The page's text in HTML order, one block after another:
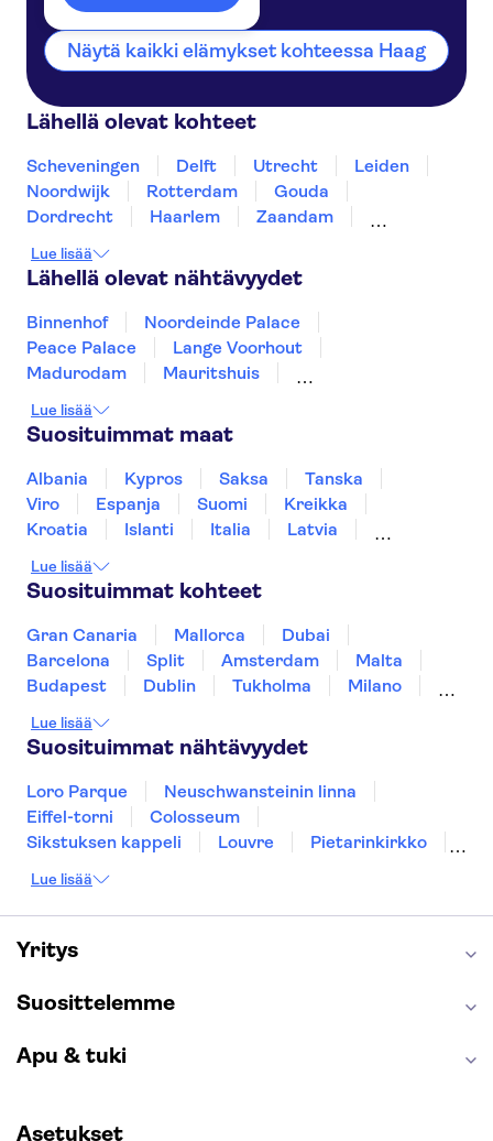
Näytä kaikki elämykset kohteessa Haag
Lähellä olevat kohteet
Scheveningen Delft Utrecht
Leiden
Noordwijk
Rotterdam
Gouda
Dordrecht
Haarlem
Zaandam
Lue lisää
Lähellä olevat nähtävyydet
Binnenhof
Noordeinde Palace
Peace Palace
Lange Voorhout
Madurodam
Mauritshuis
Van Gogh -museo
Museum Square
Rijksmuseum
Zaanse Schans
Kaag Lakes boat cruises
Anne Frankin talo
Royal Palace of Amsterdam
Lue lisää
Suosituimmat maat
Albania Kypros Saksa
Tanska
Viro
Espanja Suomi
Kreikka
Kroatia
Islanti Italia
Latvia
Portugali
Ruotsi Singapore
Turkki
Lue lisää
Suosituimmat kohteet
Gran Canaria Mallorca
Dubai
Barcelona
Split Amsterdam
Malta
Budapest
Dublin Tukholma
Milano
Rovaniemi
Los Angeles
Tallinna
Ljubljana
Riika
Lue lisää
Suosituimmat nähtävyydet
Loro Parque
Neuschwansteinin linna
Eiffel-torni
Colosseum
Sikstuksen kappeli
Louvre
Pietarinkirkko
Moulin Rouge
London Eye
Montmartre
Wieliczkan suolakaivos
Caminito del Rey
Golden Circle
Lue lisää
Yritys
Suosittelemme
Apu & tuki
Asetukset